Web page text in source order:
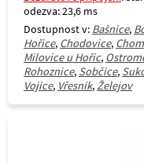
odezva: 23,6 ms
Dostupnost v: Bašnice,
Hořice, Chodovice,
Milovice u Hořic,
Rohoznice, Sobčice,
Vojice, Vřesník,Želejov